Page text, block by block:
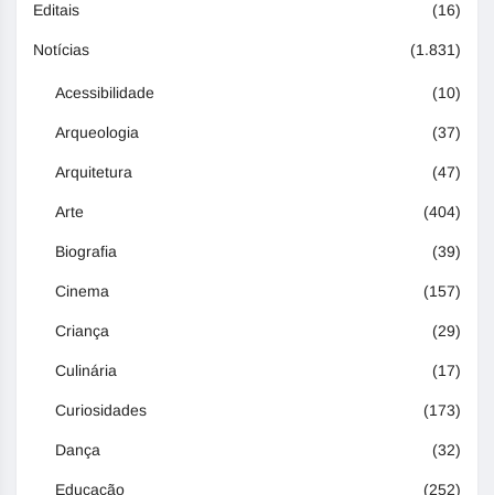
Editais (16)
Notícias (1.831)
Acessibilidade (10)
Arqueologia (37)
Arquitetura (47)
Arte (404)
Biografia (39)
Cinema (157)
Criança (29)
Culinária (17)
Curiosidades (173)
Dança (32)
Educação (252)